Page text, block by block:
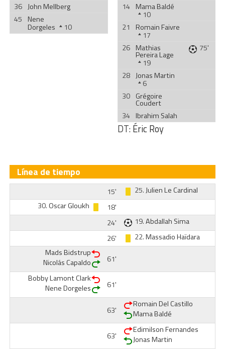
36 John Mellberg
45 Nene
Dorgeles 10
14 Mama Baldé
10
21 Romain Faivre
17
26 Mathias
Pereira Lage
19
75'
28 Jonas Martin
6
30 Grégoire
Coudert
34 Ibrahim Salah
DT:Éric Roy
Línea de tiempo
15' 25.Julien Le Cardinal
30.Oscar Gloukh
18'
24'
19.Abdallah Sima
26'
22.Massadio Haïdara
Mads Bidstrup
Nicolás Capaldo
61'
Bobby Lamont Clark
Nene Dorgeles
61'
63'
Romain Del Castillo
Mama Baldé
63'
Edimilson Fernandes
Jonas Martin